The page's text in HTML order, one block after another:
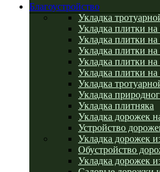
Благоустройство
Укладка
Укладка плитки на
Укладка плитки на
Укладка плитки на
Укладка плитки
Укладка плитки на
Укладка
Укладка
Укладка плитняка
Укладка дорожек
Устройство
Укладка дорожек
Обустройство
Укладка дорожек